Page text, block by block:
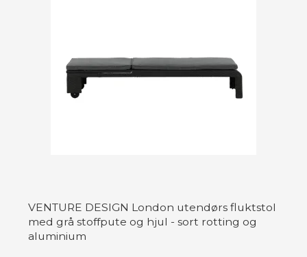
VENTURE DESIGN London utendørs fluktstol
med grå stoffpute og hjul - sort rotting og
aluminium